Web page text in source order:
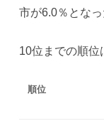
市が6.0％となっ
10位までの順位
順位